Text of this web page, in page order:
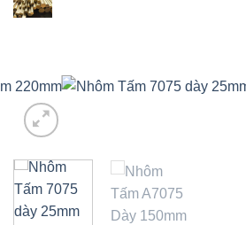
40x40mm
Vàng
Tròn